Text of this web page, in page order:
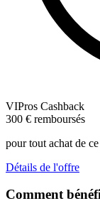
VIPros Cashback
300 € remboursés
pour tout achat de
Détails de l'offre
Comment